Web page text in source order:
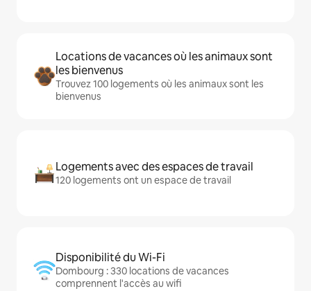
Locations de vacances où les animaux sont
les bienvenus
Trouvez 100 logements où les animaux sont les
bienvenus
Logements avec des espaces de travail
120 logements ont un espace de travail
Disponibilité du Wi-Fi
Dombourg : 330 locations de vacances
comprennent l'accès au wifi